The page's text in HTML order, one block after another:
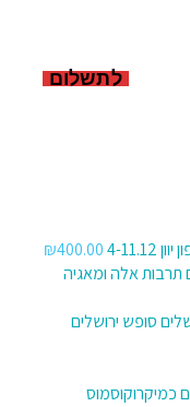
11.12
₪400.00
תרבות אלה ומאגיה
סופש ירושלים
כמיקרוקוסמוס
לתשלום